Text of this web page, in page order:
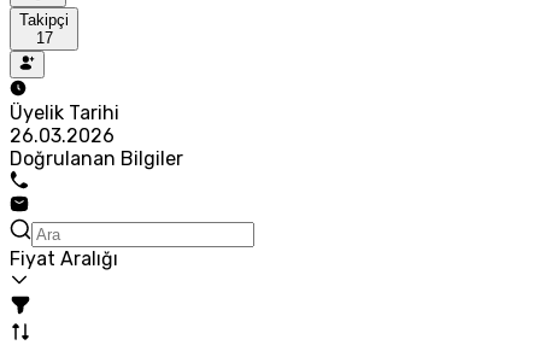
Takipçi
17
Üyelik Tarihi
26.03.2026
Doğrulanan Bilgiler
Fiyat Aralığı